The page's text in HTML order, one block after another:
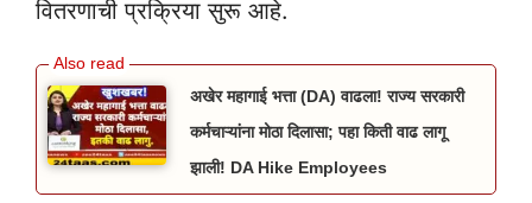
वितरणाची प्रक्रिया सुरू आहे.
अखेर महागाई भत्ता (DA) वाढला! राज्य सरकारी
कर्मचाऱ्यांना मोठा दिलासा; पहा किती वाढ लागू
झाली! DA Hike Employees